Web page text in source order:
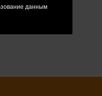
данным